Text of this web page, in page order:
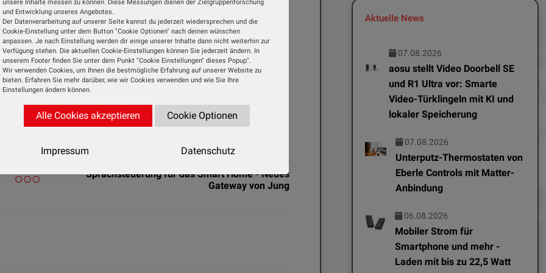
Komponenten.
lassen sich in ausgewählte Smart-Home-Systeme
.
Nächste News
Sprachsteuerung für das Smart Home - Neues
Gateway von Jung
Aktuelle News
07.08.2026
aosu stellt Video Doorbell SE
und R1 Ultra vor: Smarte
Video-Türklingeln mit KI und
lokaler Speicherung
07.08.2026
Unterputz-Thermostaten von
Eberle Controls mit Matter-
Anbindung
06.08.2026
Mobiler Strom für
Smartphone und mehr -
Laden mit bis zu 22,5 Watt
unsere Inhalte messen zu können. Diese Messungen dienen der Zielgruppenforschung
und Entwicklung unseres Angebotes.
Der Datenverarbeitung auf unserer Seite kannst du jederzeit wiedersprechen und die
Cookie-Einstellung unter dem Button "Cookie Optionen" nach deinen wünschen
anpassen. Je nach Einstellung werden dir einige unserer Inhalte dann nicht weiterhin zur
Verfügung stehen. Die aktuellen Cookie-Einstellungen können Sie jederzeit ändern. In
unserem Footer finden Sie unter dem Punkt "Cookie Einstellungen" dieses Popup".
Wir verwenden Cookies, um Ihnen die bestmögliche Erfahrung auf unserer Website zu
bieten. Erfahren Sie mehr darüber, wie wir Cookies verwenden und wie Sie Ihre
Einstellungen ändern können.
Alle Cookies akzeptieren Cookie Optionen
Impressum Datenschutz